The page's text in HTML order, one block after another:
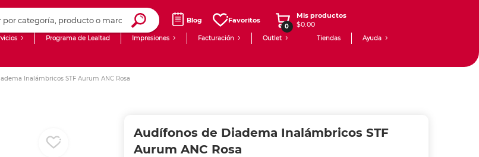
Blog Favoritos
0
Mis productos
$0.00
Venta corporativa
Programa de Lealtad Impresiones Facturación Outlet Tiendas Ayuda
Inalámbricos STF Aurum ANC Rosa
Audífonos de Diadema Inalámbricos STF
Aurum ANC Rosa